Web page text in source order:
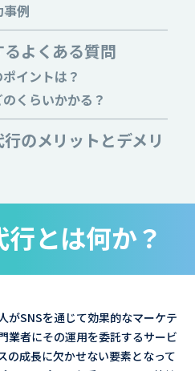
例
よくある質問
イントは？
くらいかかる？
のメリットとデメリ
とは何か？
がSNSを通じて効果的なマーケテ
業者にその運用を委託するサービ
の成長に欠かせない要素となって